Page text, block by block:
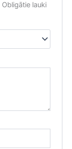
Obligātie lauki